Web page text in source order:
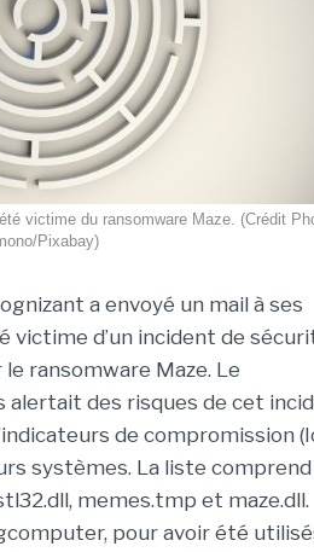
victime du ransomware Maze. (Crédit
Pixabay)
a envoyé un mail à ses
victime d’un incident de
ransomware Maze. Le
alertait des risques de cet
de compromission
systèmes. La liste
memes.tmp et maze.dll.
pour avoir été